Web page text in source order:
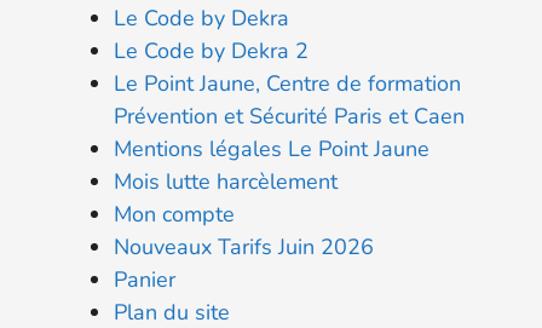
Le Code by Dekra
Le Code by Dekra 2
Le Point Jaune, Centre de formation
Prévention et Sécurité Paris et Caen
Mentions légales Le Point Jaune
Mois lutte harcèlement
Mon compte
Nouveaux Tarifs Juin 2026
Panier
Plan du site